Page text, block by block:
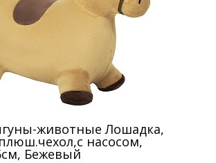
животные Лошадка,
насосом,
Бежевый